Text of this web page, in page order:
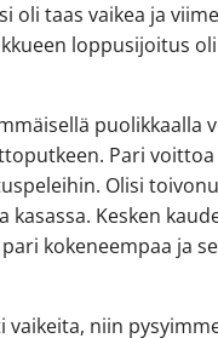
oli taas vaikea ja
loppusijoitus
puolikkaalla
Pari
Olisi
Kesken
kokeneempaa ja
vaikeita, niin